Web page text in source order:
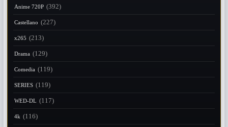
Anime 720P (392)
Castellano (227)
x265 (213)
Drama (129)
Comedia (119)
SERIES (119)
WED-DL (117)
4k (116)